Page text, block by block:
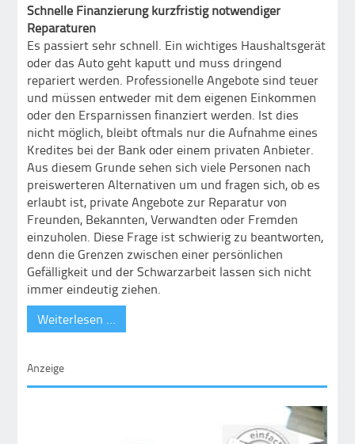
Schnelle Finanzierung kurzfristig notwendiger
Reparaturen
Es passiert sehr schnell. Ein wichtiges Haushaltsgerät
oder das Auto geht kaputt und muss dringend
repariert werden. Professionelle Angebote sind teuer
und müssen entweder mit dem eigenen Einkommen
oder den Ersparnissen finanziert werden. Ist dies
nicht möglich, bleibt oftmals nur die Aufnahme eines
Kredites bei der Bank oder einem privaten Anbieter.
Aus diesem Grunde sehen sich viele Personen nach
preiswerteren Alternativen um und fragen sich, ob es
erlaubt ist, private Angebote zur Reparatur von
Freunden, Bekannten, Verwandten oder Fremden
einzuholen. Diese Frage ist schwierig zu beantworten,
denn die Grenzen zwischen einer persönlichen
Gefälligkeit und der Schwarzarbeit lassen sich nicht
immer eindeutig ziehen.
Weiterlesen …
Anzeige